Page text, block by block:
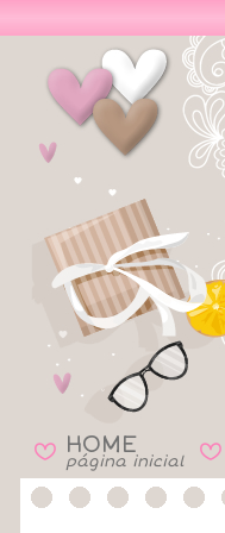
B HOME
página inicial B